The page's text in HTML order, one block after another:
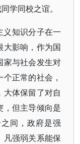
学同校之谊。
义知识分子在一
大影响，作为国
家与社会发生对
正常的社会，
体保留了对自
，但主导倾向是
间，政府是强
凡强弱关系能保